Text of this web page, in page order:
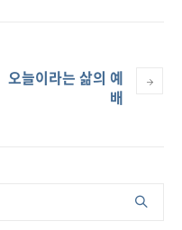
오늘이라는 삶의 예
배